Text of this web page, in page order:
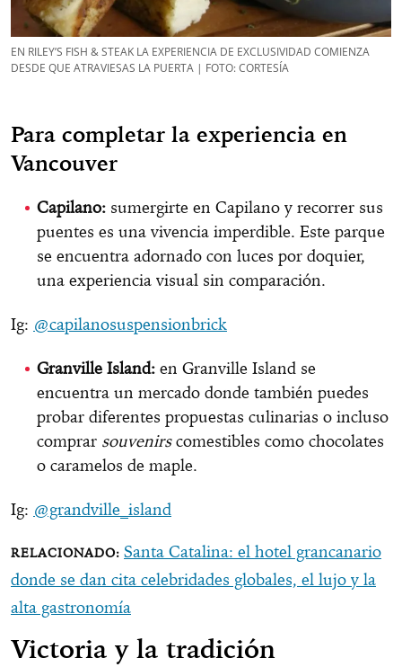
EN RILEY’S FISH & STEAK LA EXPERIENCIA DE EXCLUSIVIDAD COMIENZA
DESDE QUE ATRAVIESAS LA PUERTA | FOTO: CORTESÍA
Para completar la experiencia en
Vancouver
Capilano: sumergirte en Capilano y recorrer sus
puentes es una vivencia imperdible. Este parque
se encuentra adornado con luces por doquier,
una experiencia visual sin comparación.
Ig: @capilanosuspensionbrick
Granville Island: en Granville Island se
encuentra un mercado donde también puedes
probar diferentes propuestas culinarias o incluso
comprar souvenirscomestibles como chocolates
o caramelos de maple.
Ig: @grandville_island
Santa Catalina: el hotel grancanario
donde se dan cita celebridades globales, el lujo y la
alta gastronomía
Victoria y la tradición